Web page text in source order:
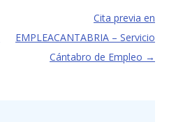
Cita previa en
EMPLEACANTABRIA – Servicio
Cántabro de Empleo →